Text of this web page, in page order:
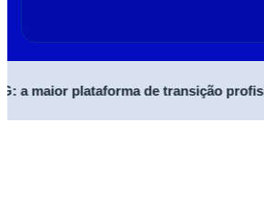
a maior plataforma de transição